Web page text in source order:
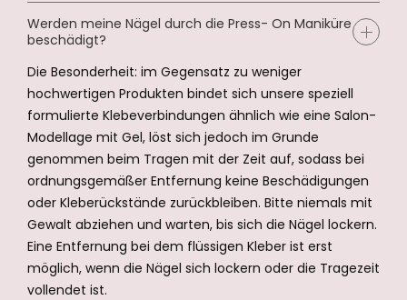
Werden meine Nägel durch die Press- On Maniküre
beschädigt?
Die Besonderheit: im Gegensatz zu weniger
hochwertigen Produkten bindet sich unsere speziell
formulierte Klebeverbindungen ähnlich wie eine Salon-
Modellage mit Gel, löst sich jedoch im Grunde
genommen beim Tragen mit der Zeit auf, sodass bei
ordnungsgemäßer Entfernung keine Beschädigungen
oder Kleberückstände zurückbleiben. Bitte niemals mit
Gewalt abziehen und warten, bis sich die Nägel lockern.
Eine Entfernung bei dem flüssigen Kleber ist erst
möglich, wenn die Nägel sich lockern oder die Tragezeit
vollendet ist.